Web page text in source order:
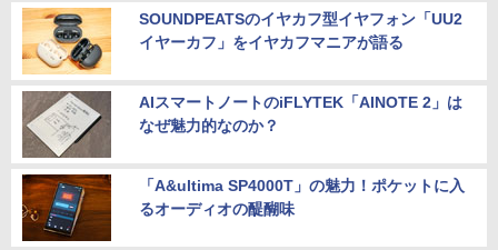
SOUNDPEATSのイヤカフ型イヤフォン「UU2
イヤーカフ」をイヤカフマニアが語る
AIスマートノートのiFLYTEK「AINOTE 2」は
なぜ魅力的なのか？
「A&ultima SP4000T」の魅力！ポケットに入
るオーディオの醍醐味